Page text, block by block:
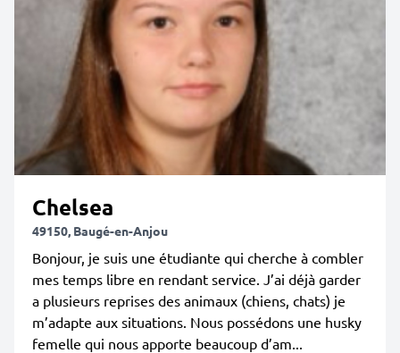
Chelsea
49150, Baugé-en-Anjou
Bonjour, je suis une étudiante qui cherche à combler
mes temps libre en rendant service. J’ai déjà garder
a plusieurs reprises des animaux (chiens, chats) je
m’adapte aux situations. Nous possédons une husky
femelle qui nous apporte beaucoup d’am...